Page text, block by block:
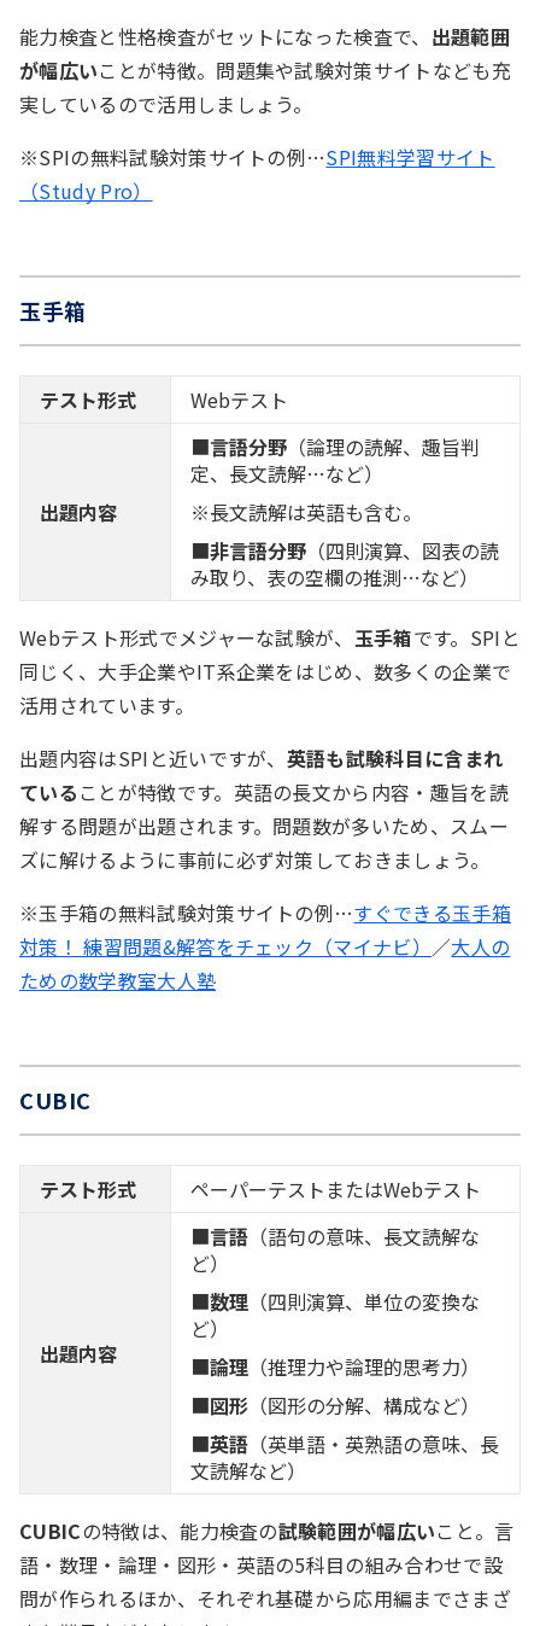
場合の数
何通りのパターンがあるか」を計算する問題。
ている。この中からリーダーとサブリーダーを
1人ずつ決めるとき、選び方は何通りあるか？
問題文の情報を読み解き、正しい内容を推論する問
題。
例）A・B・C・Dの4人がレースをして、以下の
情報が分かっている。1位になったのは誰か？
情報1：Aは1位ではないが、Bより先にゴ
情報2：Cの順位はDより上である。
情報3：Dは4位だった。
速度算
速さ・時間・距離の関係を表す公式を使って、指定
例）A・Bの2名が3km離れた場所から同時に向
かい合って進んでいる。Aが時速4km、Bが時速
2kmのとき、2人が出会うのは何分後か？
商品の定価・利益・売価などを求める問題。原価・
定価・売価の関係は特に説明されないため、事前に
各用語の意味を理解しておく必要がある。
例）原価に2割の利益を見込んで定価を設定し
た。定価が3500円のとき、原価はいくらか？
能力検査と性格検査がセットになった検査で、 出題範囲
が幅広いことが特徴。問題集や試験対策サイトなども充
実しているので活用しましょう。
※SPIの無料試験対策サイトの例…SPI無料学習サイト
（Study Pro）
玉手箱
テスト形式 Webテスト
出題内容
■言語分野 （論理の読解、趣旨判
定、長文読解…など）
※長文読解は英語も含む。
■非言語分野 （四則演算、図表の読
み取り、表の空欄の推測…など）
Webテスト形式でメジャーな試験が、 玉手箱です。SPIと
同じく、大手企業やIT系企業をはじめ、数多くの企業で
活用されています。
出題内容はSPIと近いですが、 英語も試験科目に含まれ
ている ことが特徴です。英語の長文から内容・趣旨を読
解する問題が出題されます。問題数が多いため、スムー
ズに解けるように事前に必ず対策しておきましょう。
※玉手箱の無料試験対策サイトの例…すぐできる玉手箱
対策！ 練習問題&解答をチェック（マイナビ） ／大人の
ための数学教室大人塾
CUBIC
テスト形式 ペーパーテストまたはWebテスト
出題内容
■言語 （語句の意味、長文読解な
ど）
■数理 （四則演算、単位の変換な
ど）
■論理 （推理力や論理的思考力）
■図形 （図形の分解、構成など）
■英語 （英単語・英熟語の意味、長
文読解など）
CUBICの特徴は、能力検査の試験範囲が幅広いこと。言
語・数理・論理・図形・英語の5科目の組み合わせで設
問が作られるほか、それぞれ基礎から応用編までさまざ